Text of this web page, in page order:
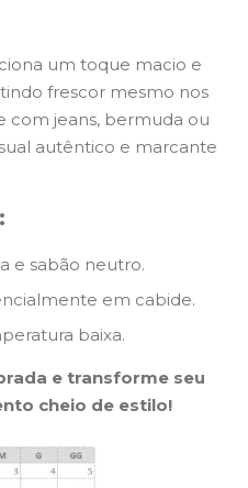
um toque macio e
frescor mesmo nos
com jeans, bermuda ou
autêntico e marcante
e sabão neutro.
em cabide.
baixa.
e transforme seu
cheio de estilo!